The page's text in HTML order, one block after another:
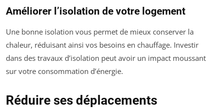
Améliorer l’isolation de votre logement
Une bonne isolation vous permet de mieux conserver la
chaleur, réduisant ainsi vos besoins en chauffage. Investir
dans des travaux d’isolation peut avoir un impact moussant
sur votre consommation d’énergie.
Réduire ses déplacements